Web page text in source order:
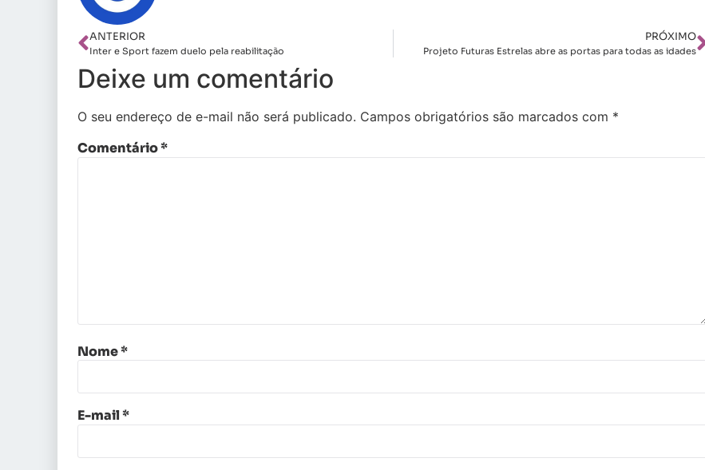
ANTERIOR
Inter e Sport fazem duelo pela reabilitação
PRÓXIMO
Projeto Futuras Estrelas abre as portas para todas as idades
Deixe um comentário
O seu endereço de e-mail não será publicado. Campos obrigatórios são marcados com *
Comentário*
Nome*
E-mail*